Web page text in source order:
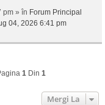
pm » în Forum Principal
04, 2026 6:41 pm
1 Din 1
Mergi La